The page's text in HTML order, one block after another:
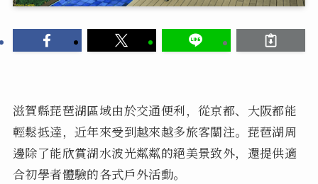
滋賀縣琵琶湖區域由於交通便利，從京都、大阪都能
輕鬆抵達，近年來受到越來越多旅客關注。琵琶湖周
邊除了能欣賞湖水波光粼粼的絕美景致外，還提供適
合初學者體驗的各式戶外活動。